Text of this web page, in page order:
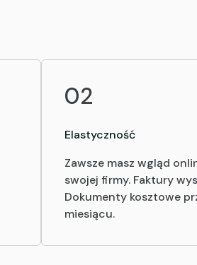
02
Elastyczność
Zawsze masz wgląd
swojej firmy. Faktury
Dokumenty kosztowe
miesiącu.